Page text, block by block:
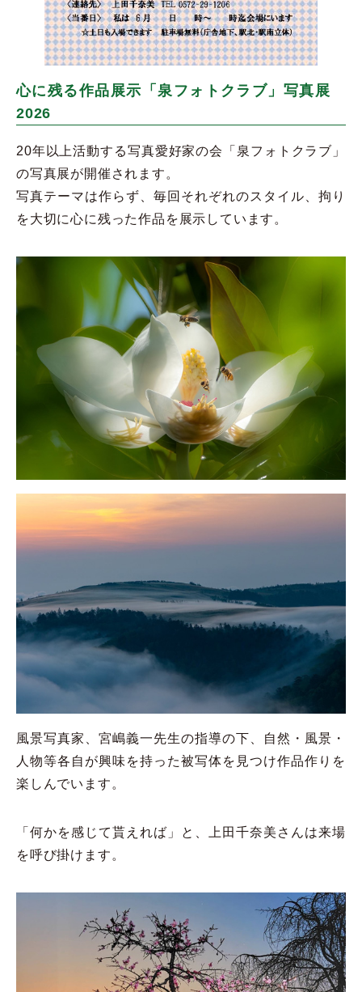
心に残る作品展示「泉フォトクラブ」写真展
2026
20年以上活動する写真愛好家の会「泉フォトクラブ」
の写真展が開催されます。
写真テーマは作らず、毎回それぞれのスタイル、拘り
を大切に心に残った作品を展示しています。
風景写真家、宮嶋義一先生の指導の下、自然・風景・
人物等各自が興味を持った被写体を見つけ作品作りを
楽しんでいます。
「何かを感じて貰えれば」と、上田千奈美さんは来場
を呼び掛けます。